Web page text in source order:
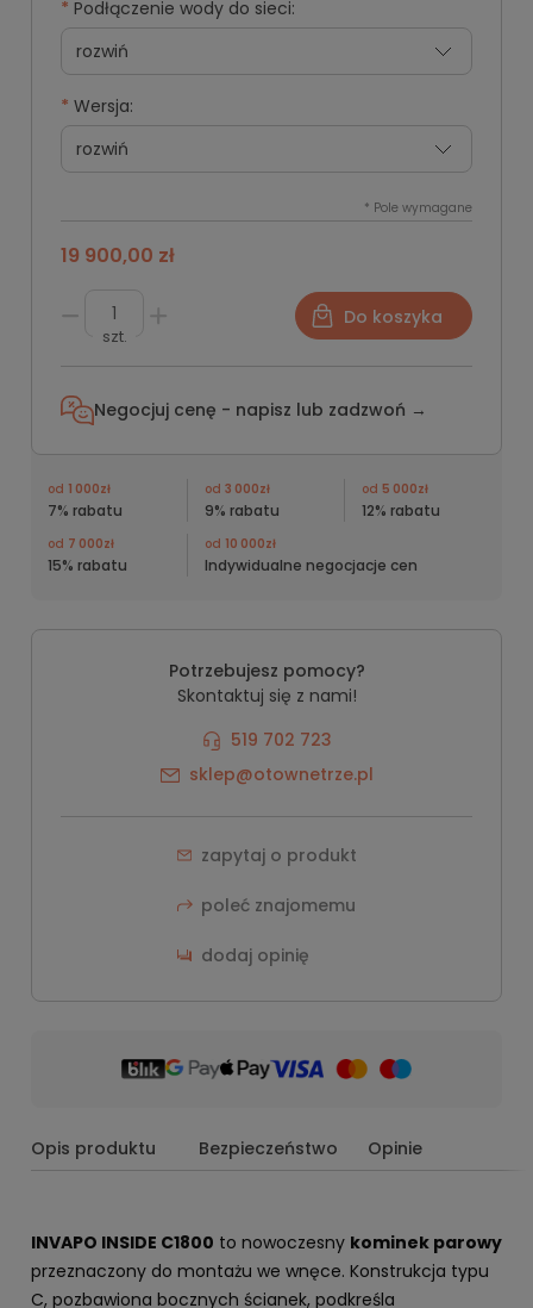
* Podłączenie wody do sieci:
* Wersja:
* Pole wymagane
19 900,00 zł
szt.
Do koszyka
Negocjuj cenę - napisz lub zadzwoń →
od 1 000zł
7% rabatu
od 3 000zł
9% rabatu
od 5 000zł
12% rabatu
od 7 000zł
15% rabatu
od 10 000zł
Indywidualne negocjacje cen
Potrzebujesz pomocy?
Skontaktuj się z nami!
519 702 723
sklep@otownetrze.pl
zapytaj o produkt
poleć znajomemu
dodaj opinię
Opis produktu Bezpieczeństwo Opinie
INVAPO INSIDE C1800 to nowoczesny kominek parowy
przeznaczony do montażu we wnęce. Konstrukcja typu
C, pozbawiona bocznych ścianek, podkreśla